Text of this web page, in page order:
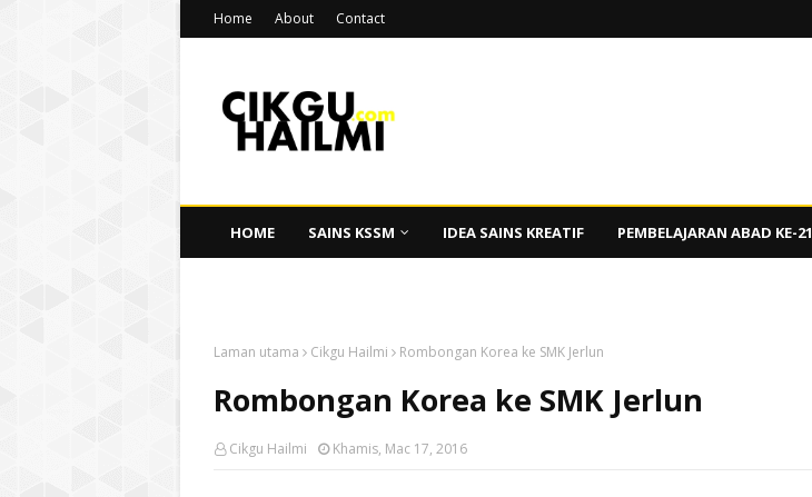
Home About Contact
HOME SAINS KSSM IDEA SAINS KREATIF PEMBELAJARAN ABAD KE-21
Laman utama Cikgu Hailmi Rombongan Korea ke SMK Jerlun
Rombongan Korea ke SMK Jerlun
Cikgu Hailmi Khamis, Mac 17, 2016